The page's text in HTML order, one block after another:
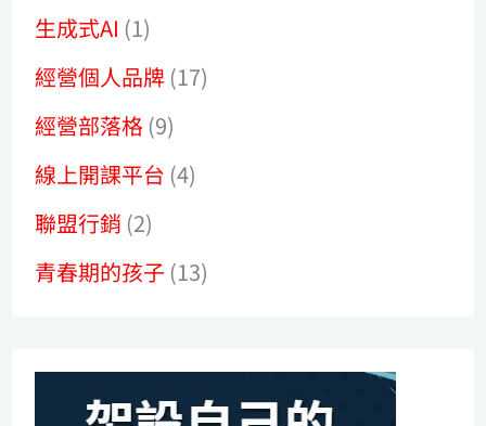
生成式AI (1)
經營個人品牌 (17)
經營部落格 (9)
線上開課平台 (4)
聯盟行銷 (2)
青春期的孩子 (13)